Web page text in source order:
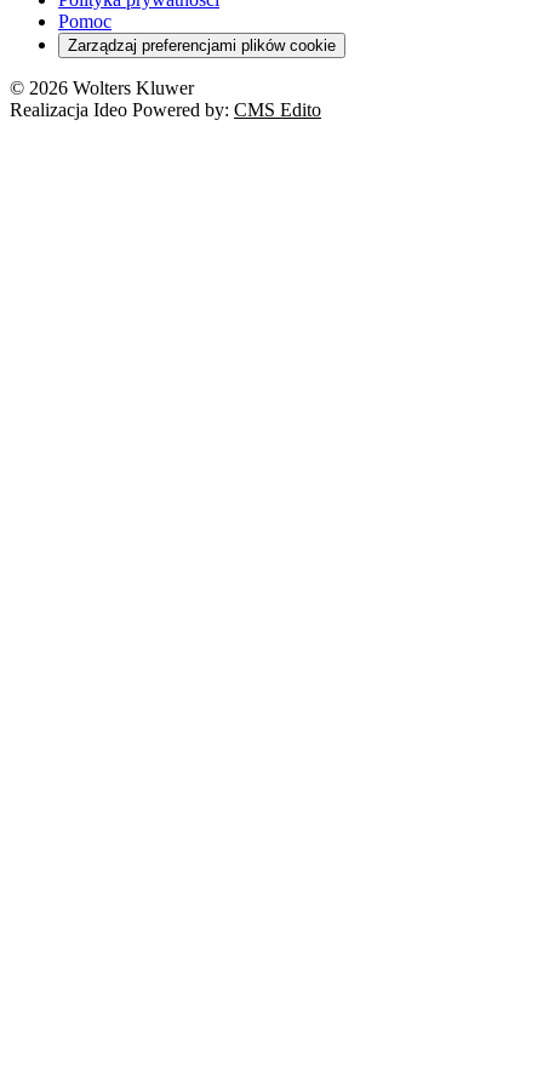
Pomoc
Zarządzaj preferencjami plików cookie
© 2026 Wolters Kluwer
Realizacja Ideo Powered by: CMS Edito